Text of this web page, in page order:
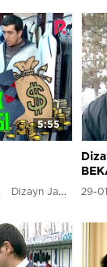
5:55
Dizayn Jamoasi 29-